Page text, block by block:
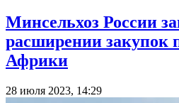
Минсельхоз России
расширении закупок
Африки
28 июля 2023, 14:29